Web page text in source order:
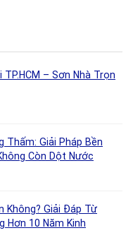
TP.HCM – Sơn Nhà Trọn
Thấm: Giải Pháp Bền
Còn Dột Nước
Không? Giải Đáp Từ
Hơn 10 Năm Kinh